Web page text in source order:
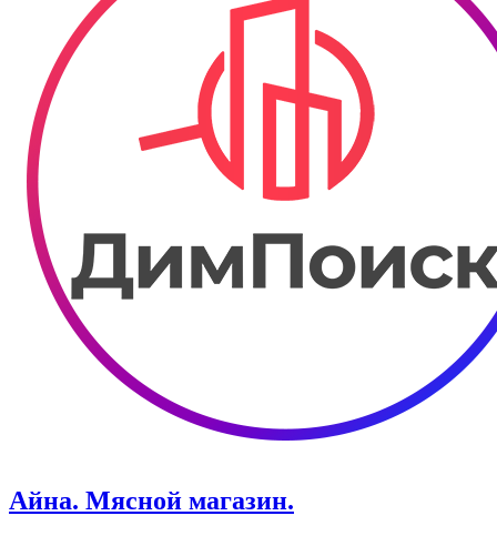
Айна. Мясной магазин.